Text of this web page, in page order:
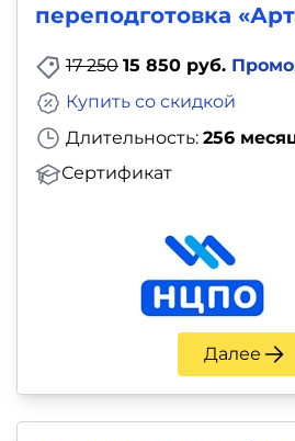
переподготовка
17 250 15 850 руб.
Длительность: 256
Сертификат
Купить со скидкой
Далее